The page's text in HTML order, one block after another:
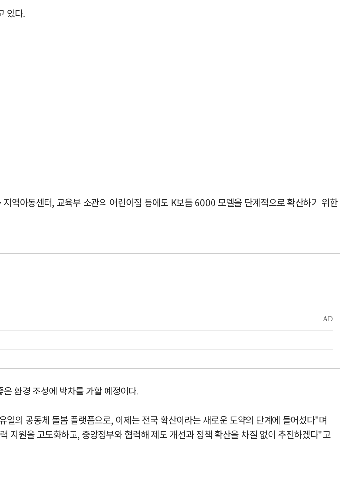
있다.
역아동센터, 교육부 소관의 어린이집 등에도 K보듬 6000 모델을 단계적으로 확산하기 위한
환경 조성에 박차를 가할 예정이다.
의 공동체 돌봄 플랫폼으로, 이제는 전국 확산이라는 새로운 도약의 단계에 들어섰다"며
지원을 고도화하고, 중앙정부와 협력해 제도 개선과 정책 확산을 차질 없이 추진하겠다"고